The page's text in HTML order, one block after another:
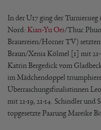
In der U17 ging der
Nord: Kian-Yu Oei/Thuc
Brauereien/Horner TV) setzten
Braun/Xenia Kölmel [1] mit 21-
Katrin Bergedick vom
im Mädchendoppel
Überraschungsfinalistinnen
mit 21-19, 21-14. Schindler
topgesetzte Paarung Mareike